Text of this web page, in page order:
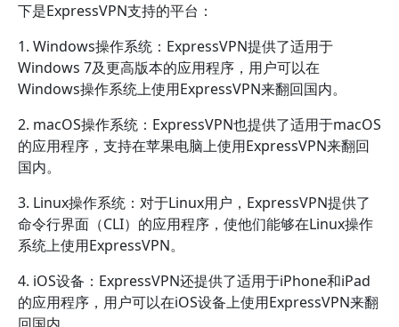
下是ExpressVPN支持的平台：
1. Windows操作系统：ExpressVPN提供了适用于
Windows 7及更高版本的应用程序，用户可以在
Windows操作系统上使用ExpressVPN来翻回国内。
2. macOS操作系统：ExpressVPN也提供了适用于macOS
的应用程序，支持在苹果电脑上使用ExpressVPN来翻回
国内。
3. Linux操作系统：对于Linux用户，ExpressVPN提供了
命令行界面（CLI）的应用程序，使他们能够在Linux操作
系统上使用ExpressVPN。
4. iOS设备：ExpressVPN还提供了适用于iPhone和iPad
的应用程序，用户可以在iOS设备上使用ExpressVPN来翻